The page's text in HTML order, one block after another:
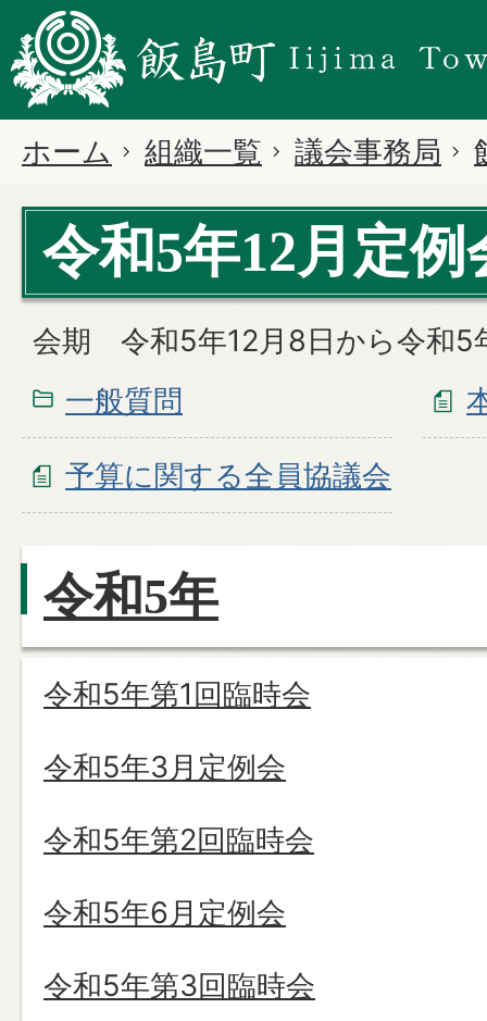
ホーム 組織一覧 議会事務局
令和5年12月定例
会期 令和5年12月8日から令和5
一般質問
予算に関する全員協議会
令和5年
令和5年第1回臨時会
令和5年3月定例会
令和5年第2回臨時会
令和5年6月定例会
令和5年第3回臨時会